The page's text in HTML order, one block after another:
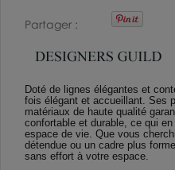
Partager
Doté de lignes élégantes et
fois élégant et accueillant. Ses
matériaux de haute qualité
confortable et durable, ce qui
espace de vie. Que vous
détendue ou un cadre plus
sans effort à votre espace.